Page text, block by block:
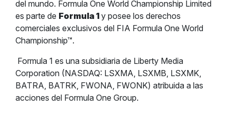
del mundo. Formula One World Championship Limited
es parte de Formula 1y posee los derechos
comerciales exclusivos del FIA Formula One World
Championship™.
Formula 1 es una subsidiaria de Liberty Media
Corporation (NASDAQ: LSXMA, LSXMB, LSXMK,
BATRA, BATRK, FWONA, FWONK) atribuida a las
acciones del Formula One Group.